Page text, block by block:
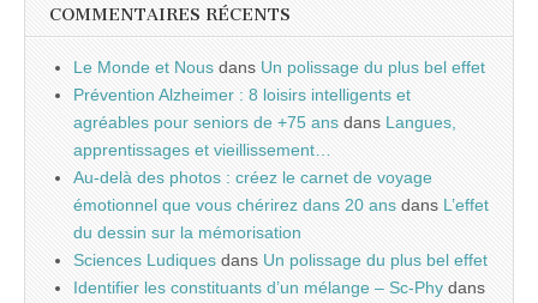
COMMENTAIRES RÉCENTS
Le Monde et Nous dans Un polissage du plus bel effet
Prévention Alzheimer : 8 loisirs intelligents et
agréables pour seniors de +75 ans dans Langues,
apprentissages et vieillissement…
Au-delà des photos : créez le carnet de voyage
émotionnel que vous chérirez dans 20 ans dans L’effet
du dessin sur la mémorisation
Sciences Ludiques dans Un polissage du plus bel effet
Identifier les constituants d’un mélange – Sc-Phy dans